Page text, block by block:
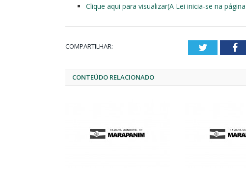
Clique aqui para visualizar(A Lei inicia-se na
COMPARTILHAR: Twitter
CONTEÚDO RELACIONADO